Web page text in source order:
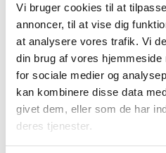
Vi bruger cookies til at
annoncer, til at vise dig
at analysere vores trafik. Vi
din brug af vores
for sociale medier og
kan kombinere disse data
givet dem, eller som de har
deres tjenester.
BL INFORMERER
Nye krav om
ejendomme skal være
2027
08. juni 2026
BL INFORMERER